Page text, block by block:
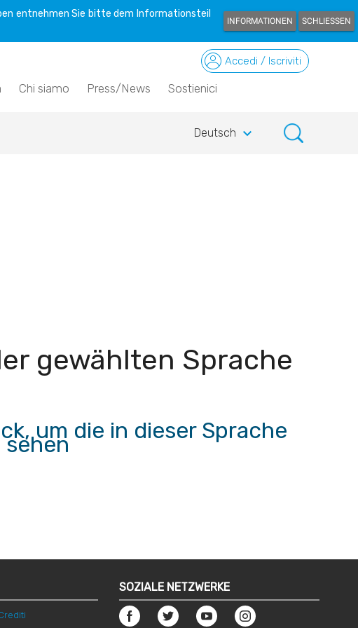
entnehmen Sie bitte dem Informationsteil
INFORMATIONEN SCHLIESSEN
Chi siamo Press/News Sostienici
Accedi / Iscriviti
Deutsch keyboard_arrow_down
gewählten Sprache
um die in dieser Sprache
SOZIALE NETZWERKE